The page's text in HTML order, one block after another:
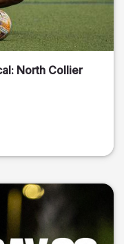
Weston Cup 2026 - Sunday Local: North Collier